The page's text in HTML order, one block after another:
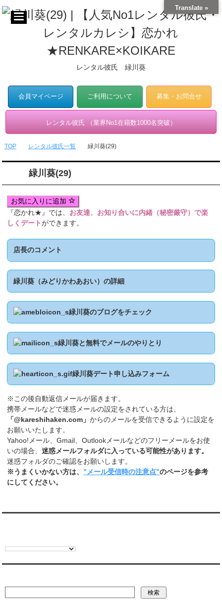
レンタル彼氏 緑川葵
会員マイページ ご利用について 募集・お問合せ
レンタル彼氏 （業界No1在籍数1000名突破）
TOP レンタル彼氏一覧 緑川葵(29)
緑川葵(29)
お気に入りに追加
『恋かれ★』では、 お友達、お知り合いに内緒（秘密厳守）で楽
しくデートができます。
店長のコメント
緑川葵（みどりかわあおい）の詳細
緑川葵のブログをチェック
緑川葵と無料でメールのやりとり
緑川葵デート申し込みフォーム
※この後自動返信メールが届きます。
携帯メールなどで迷惑メールの設定をされている方は、
「@kareshihaken.com」からのメールを受信できるように設定を
お願いいたします。
Yahoo!メール、Gmail、Outlookメールなどのフリーメールをお使
いの場合、迷惑メールフォルダに入っている可能性があります。
迷惑フォルダのご確認をお願いします。
※うまくいかない方は、 ”メール受信時の注意点”のページを参考
にしてください。
Translate »